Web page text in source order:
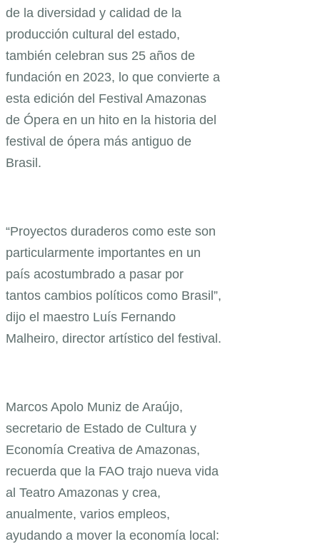
de la diversidad y calidad de la
producción cultural del estado,
también celebran sus 25 años de
fundación en 2023, lo que convierte a
esta edición del Festival Amazonas
de Ópera en un hito en la historia del
festival de ópera más antiguo de
Brasil.
“Proyectos duraderos como este son
particularmente importantes en un
país acostumbrado a pasar por
tantos cambios políticos como Brasil”,
dijo el maestro Luís Fernando
Malheiro, director artístico del festival.
Marcos Apolo Muniz de Araújo,
secretario de Estado de Cultura y
Economía Creativa de Amazonas,
recuerda que la FAO trajo nueva vida
al Teatro Amazonas y crea,
anualmente, varios empleos,
ayudando a mover la economía local: